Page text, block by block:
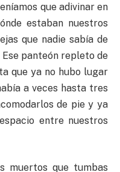
que adivinar en
estaban nuestros
que nadie sabía de
Ese panteón repleto de
que ya no hubo lugar
a veces hasta tres
de pie y ya
entre nuestros
muertos que tumbas